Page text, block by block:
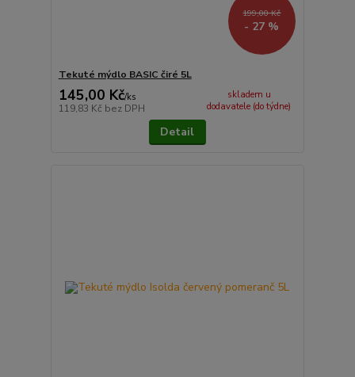
199,00 Kč
- 27 %
Tekuté mýdlo BASIC čiré 5L
145,00 Kč/ks
119,83 Kč bez DPH
skladem u
dodavatele (do týdne)
Detail